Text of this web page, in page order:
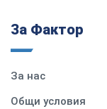
За Фактор
За нас
Общи условия